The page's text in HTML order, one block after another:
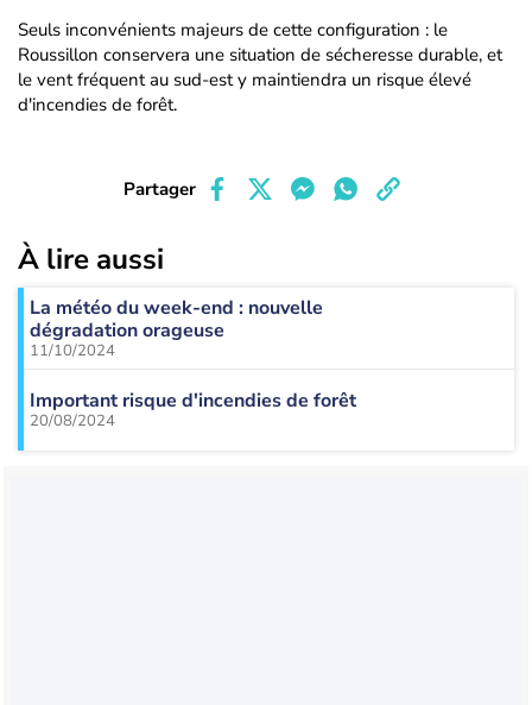
Seuls inconvénients majeurs de cette configuration : le
Roussillon conservera une situation de sécheresse durable, et
le vent fréquent au sud-est y maintiendra un risque élevé
d'incendies de forêt.
Partager
À lire aussi
La météo du week-end : nouvelle
dégradation orageuse
11/10/2024
Important risque d'incendies de forêt
20/08/2024